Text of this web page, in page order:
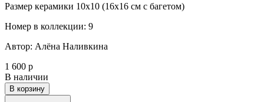
Размер керамики 10х10 (16х16 см с багетом)
Номер в коллекции: 9
Автор: Алёна Наливкина
1 600 р
В наличии
В корзину